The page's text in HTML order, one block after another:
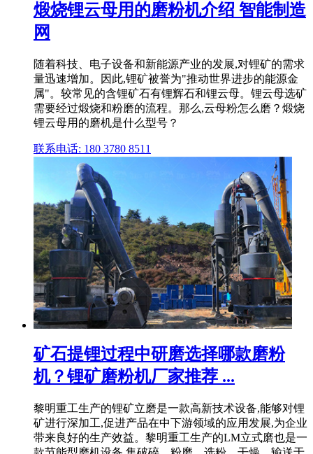
煅烧锂云母用的磨粉机介绍 智能制造
网
随着科技、电子设备和新能源产业的发展,对锂矿的需求
量迅速增加。因此,锂矿被誉为"推动世界进步的能源金
属"。较常见的含锂矿石有锂辉石和锂云母。锂云母选矿
需要经过煅烧和粉磨的流程。那么,云母粉怎么磨？煅烧
锂云母用的磨机是什么型号？
联系电话: 180 3780 8511
矿石提锂过程中研磨选择哪款磨粉
机？锂矿磨粉机厂家推荐 ...
黎明重工生产的锂矿立磨是一款高新技术设备,能够对锂
矿进行深加工,促进产品在中下游领域的应用发展,为企业
带来良好的生产效益。黎明重工生产的LM立式磨也是一